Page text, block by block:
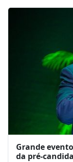
Grande
da pré-